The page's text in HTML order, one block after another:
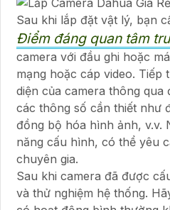
Sau khi lắp đặt vật lý, bạn
Điểm đáng quan tâm
camera với đầu ghi hoặc
mạng hoặc cáp video. Tiếp
diện của camera thông qua
các thông số cần thiết như
đồng bộ hóa hình ảnh, v.v.
năng cấu hình, có thể yêu
chuyên gia.
Sau khi camera đã được
và thử nghiệm hệ thống.